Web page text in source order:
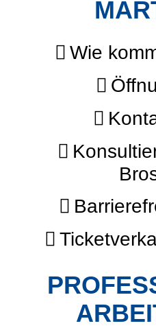
Wie